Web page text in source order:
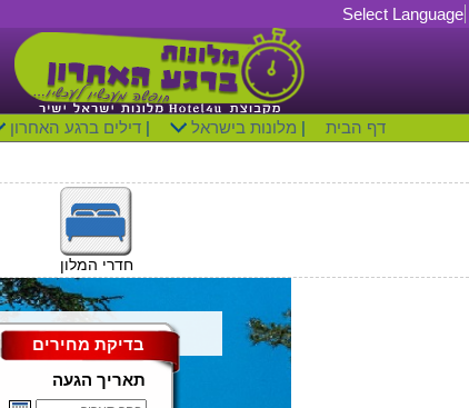
Select Language
דילים ברגע האחרון | מלונות בישראל | דף הבית
חדרי המלון
בדיקת מחירים
תאריך הגעה